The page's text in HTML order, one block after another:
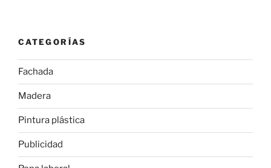
CATEGORÍAS
Fachada
Madera
Pintura plástica
Publicidad